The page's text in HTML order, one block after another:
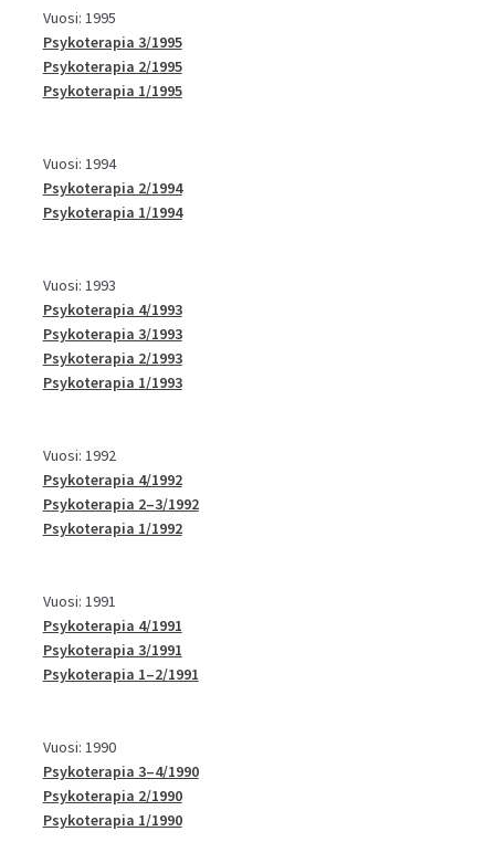
Vuosi: 1995
Psykoterapia 3/1995
Psykoterapia 2/1995
Psykoterapia 1/1995
Vuosi: 1994
Psykoterapia 2/1994
Psykoterapia 1/1994
Vuosi: 1993
Psykoterapia 4/1993
Psykoterapia 3/1993
Psykoterapia 2/1993
Psykoterapia 1/1993
Vuosi: 1992
Psykoterapia 4/1992
Psykoterapia 2–3/1992
Psykoterapia 1/1992
Vuosi: 1991
Psykoterapia 4/1991
Psykoterapia 3/1991
Psykoterapia 1–2/1991
Vuosi: 1990
Psykoterapia 3–4/1990
Psykoterapia 2/1990
Psykoterapia 1/1990